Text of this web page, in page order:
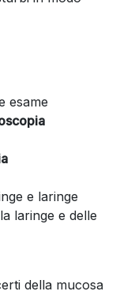
esame
e laringe
laringe e delle
della mucosa